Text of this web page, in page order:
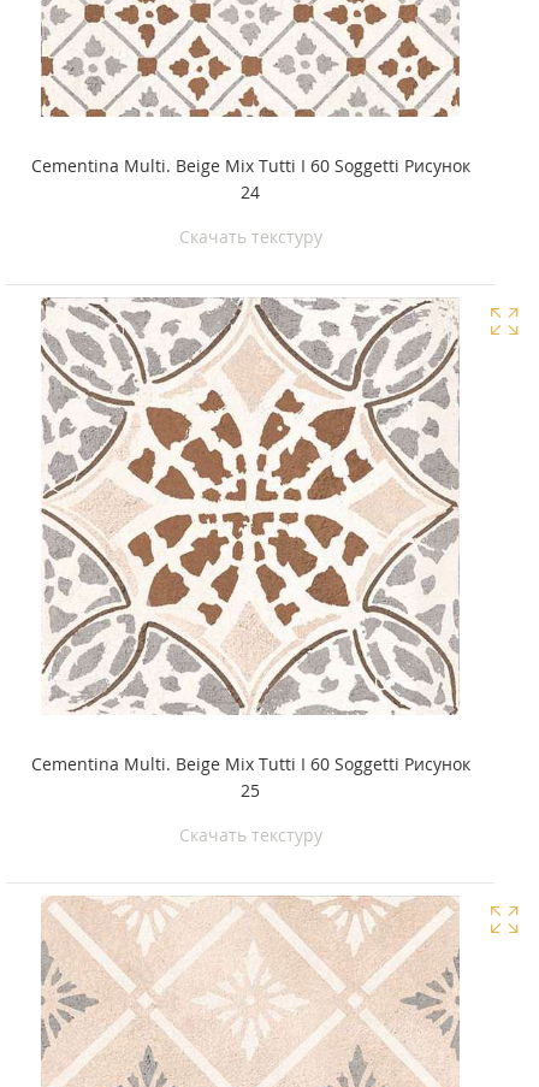
Cementina Multi. Beige Mix Tutti I 60 Soggetti Рисунок
24
Скачать текстуру
Cementina Multi. Beige Mix Tutti I 60 Soggetti Рисунок
25
Скачать текстуру